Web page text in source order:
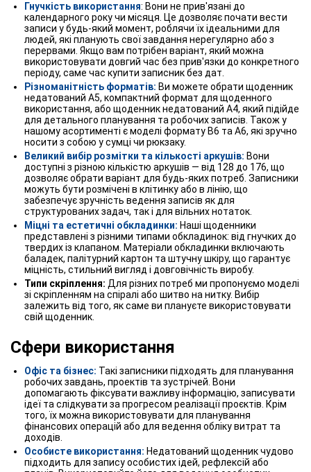
Гнучкість використання: Вони не прив'язані до
календарного року чи місяця. Це дозволяє почати вести
записи у будь-який момент, роблячи їх ідеальними для
людей, які планують свої завдання нерегулярно або з
перервами. Якщо вам потрібен варіант, який можна
використовувати довгий час без прив'язки до конкретного
періоду, саме час купити записник без дат.
Різноманітність форматів: Ви можете обрати щоденник
недатований А5, компактний формат для щоденного
використання, або щоденник недатований А4, який підійде
для детального планування та робочих записів. Також у
нашому асортименті є моделі формату B6 та A6, які зручно
носити з собою у сумці чи рюкзаку.
Великий вибір розмітки та кількості аркушів: Вони
доступні з різною кількістю аркушів — від 128 до 176, що
дозволяє обрати варіант для будь-яких потреб. Записники
можуть бути розмічені в клітинку або в лінію, що
забезпечує зручність ведення записів як для
структурованих задач, так і для вільних нотаток.
Міцні та естетичні обкладинки: Наші щоденники
представлені з різними типами обкладинок: від гнучких до
твердих із клапаном. Матеріали обкладинки включають
баладек, палітурний картон та штучну шкіру, що гарантує
міцність, стильний вигляд і довговічність виробу.
Типи скріплення: Для різних потреб ми пропонуємо моделі
зі скріпленням на спіралі або шитво на нитку. Вибір
залежить від того, як саме ви плануєте використовувати
свій щоденник.
Сфери використання
Офіс та бізнес: Такі записники підходять для планування
робочих завдань, проектів та зустрічей. Вони
допомагають фіксувати важливу інформацію, записувати
ідеї та слідкувати за прогресом реалізації проєктів. Крім
того, їх можна використовувати для планування
фінансових операцій або для ведення обліку витрат та
доходів.
Особисте використання: Недатований щоденник чудово
підходить для запису особистих ідей, рефлексій або